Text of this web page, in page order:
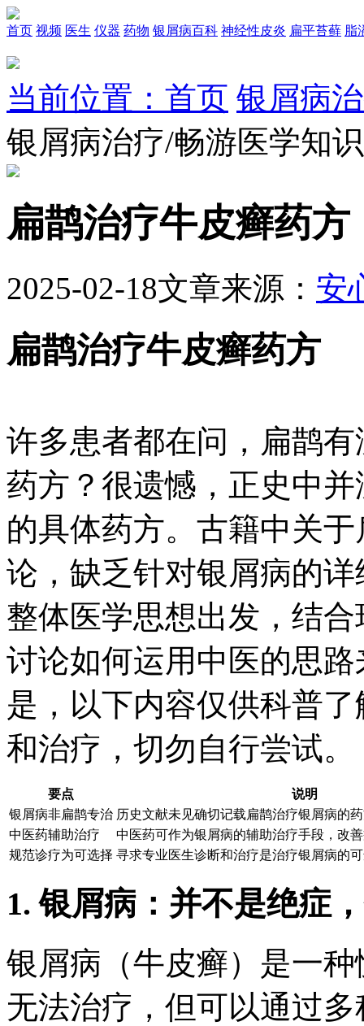
首页 视频 医生 仪器 药物 银屑病百科 神经性皮炎 扁平苔藓 脂
当前位置：首页 银屑病
银屑病治疗/畅游医学知
扁鹊治疗牛皮癣药方
2025-02-18文章来源： 安
扁鹊治疗牛皮癣药方
许多患者都在问，扁鹊
药方？很遗憾，正史中
的具体药方。古籍中关
论，缺乏针对银屑病的
整体医学思想出发，结
讨论如何运用中医的思
是，以下内容仅供科普
和治疗，切勿自行尝试。
要点
说明
银屑病非扁鹊专治 历史文献未见确切记载扁鹊治疗银屑病的
中医药辅助治疗
中医药可作为银屑病的辅助治疗手段，改
规范诊疗为可选择 寻求专业医生诊断和治疗是治疗银屑病的
1. 银屑病：并不是绝症
银屑病（牛皮癣）是一
无法治疗，但可以通过